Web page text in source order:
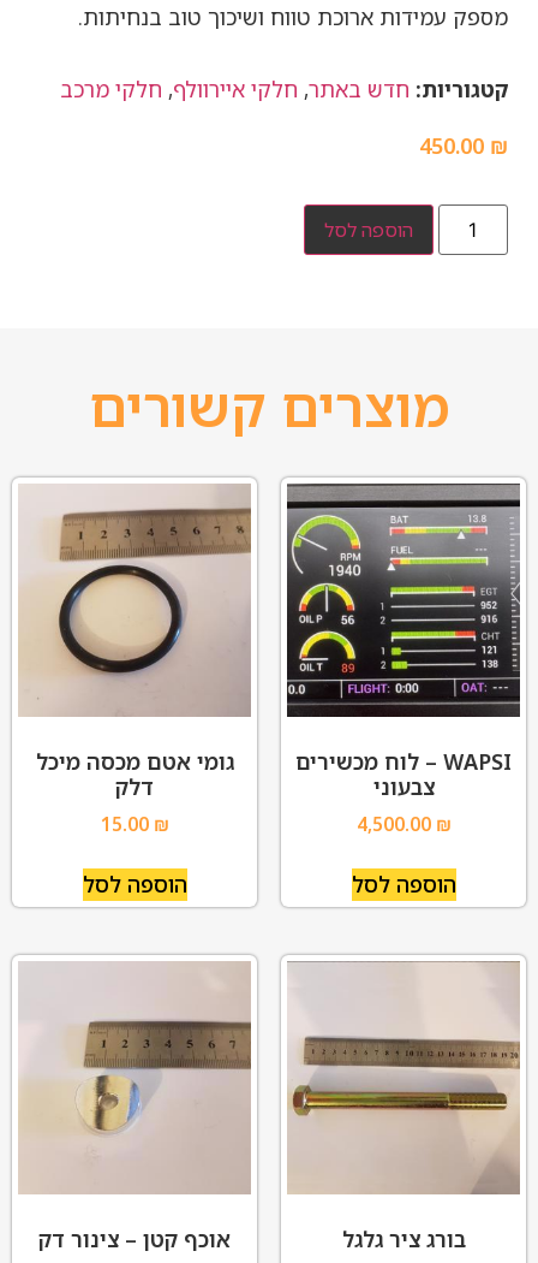
מספק עמידות ארוכת טווח ושיכוך טוב בנחיתות.
קטגוריות: חדש באתר, חלקי איירוולף, חלקי מרכב
450.00 ₪
הוספה לסל
מוצרים קשורים
WAPSI – לוח מכשירים
צבעוני
4,500.00 ₪
הוספה לסל
גומי אטם מכסה מיכל
דלק
15.00 ₪
הוספה לסל
בורג ציר גלגל אוכף קטן – צינור דק